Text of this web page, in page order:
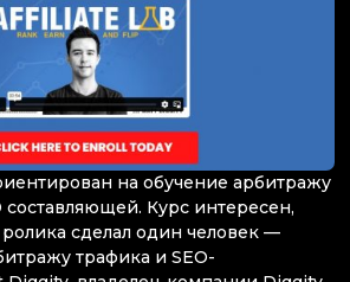
на обучение арбитражу
составляющей. Курс интересен,
ролика сделал один человек —
трафика и SEO-